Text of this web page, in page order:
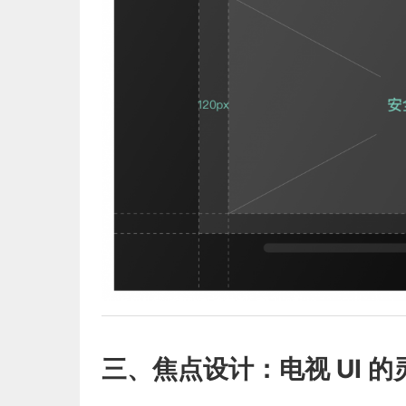
三、焦点设计：电视 UI 的